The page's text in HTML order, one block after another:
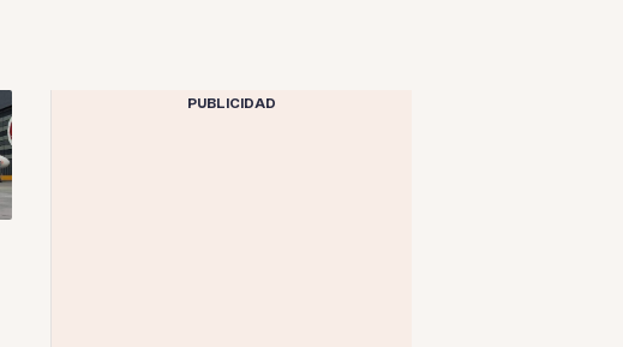
PUBLICIDAD